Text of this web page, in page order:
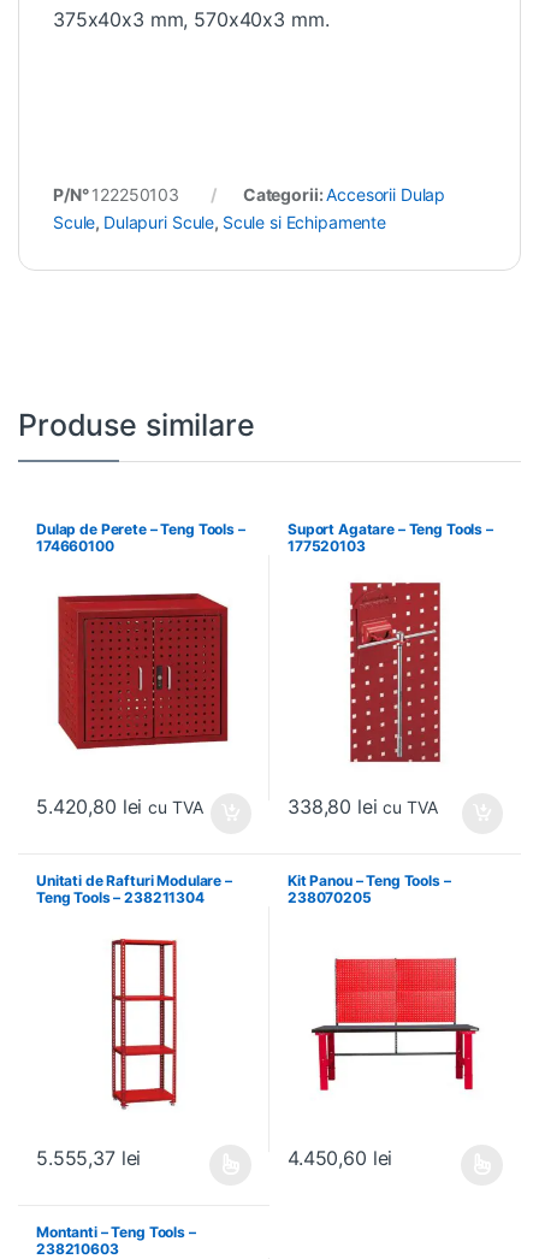
375x40x3 mm, 570x40x3 mm.
P/N°122250103 Categorii:Accesorii Dulap
Scule, Dulapuri Scule, Scule si Echipamente
Produse similare
Dulap de Perete – Teng Tools –
174660100
5.420,80 lei cu TVA
Suport Agatare – Teng Tools –
177520103
338,80 lei cu TVA
Unitati de Rafturi Modulare –
Teng Tools – 238211304
5.555,37 lei
Kit Panou – Teng Tools –
238070205
4.450,60 lei
Montanti – Teng Tools –
238210603